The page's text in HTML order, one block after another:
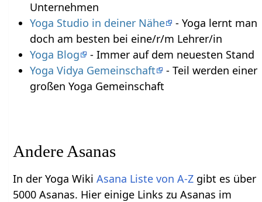
Unternehmen
Yoga Studio in deiner Nähe
- Yoga lernt man
doch am besten bei eine/r/m Lehrer/in
Yoga Blog
- Immer auf dem neuesten Stand
Yoga Vidya Gemeinschaft
- Teil werden einer
großen Yoga Gemeinschaft
Andere Asanas
In der Yoga WikiAsana Liste von A-Z gibt es über
5000 Asanas. Hier einige Links zu Asanas im